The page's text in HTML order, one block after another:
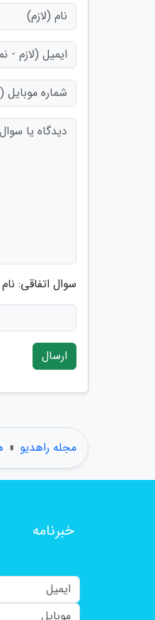
سوال اتفاقی:
ارسال
مجله راهدیو »
خبرنامه